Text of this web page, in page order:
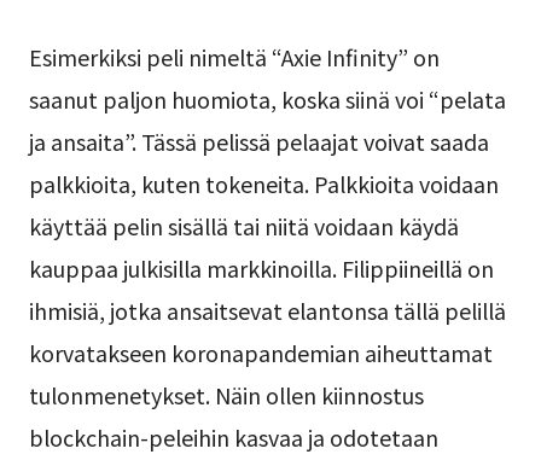
Esimerkiksi peli nimeltä “Axie Infinity” on
saanut paljon huomiota, koska siinä voi “pelata
ja ansaita”. Tässä pelissä pelaajat voivat saada
palkkioita, kuten tokeneita. Palkkioita voidaan
käyttää pelin sisällä tai niitä voidaan käydä
kauppaa julkisilla markkinoilla. Filippiineillä on
ihmisiä, jotka ansaitsevat elantonsa tällä pelillä
korvatakseen koronapandemian aiheuttamat
tulonmenetykset. Näin ollen kiinnostus
blockchain-peleihin kasvaa ja odotetaan